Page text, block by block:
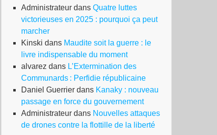
Administrateur dans Quatre luttes
victorieuses en 2025 : pourquoi ça peut
marcher
Kinski dans Maudite soit la guerre : le
livre indispensable du moment
alvarez dans L’Extermination des
Communards : Perfidie républicaine
Daniel Guerrier dans Kanaky : nouveau
passage en force du gouvernement
Administrateur dans Nouvelles attaques
de drones contre la flottille de la liberté